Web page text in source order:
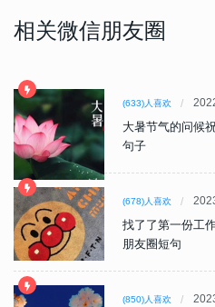
相关微信朋友圈
(633)人喜欢
大暑节气的问候
句子
(678)人喜欢
找了了第一份工
朋友圈短句
(850)人喜欢